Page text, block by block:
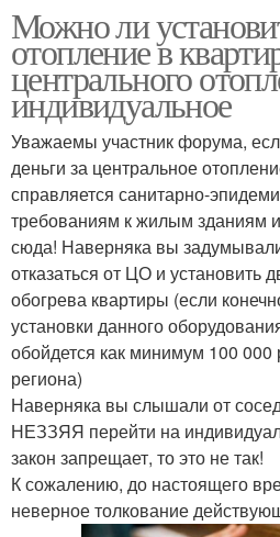
Можно ли
отопление в
центрального
индивидуальное
Уважаемы участник форума,
деньги за центральное
справляется санитарно-
требованиям к жилым зданиям
сюда! Наверняка вы
отказаться от ЦО и установить
обогрева квартиры (если
установки данного
обойдется как минимум 100 000
региона)
Наверняка вы слышали от
НЕЗЗЯЯ перейти на
закон запрещает, то это не так!
К сожалению, до настоящего
неверное толкование